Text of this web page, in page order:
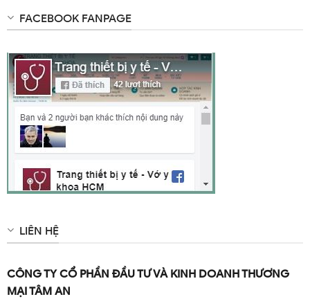
FACEBOOK FANPAGE
LIÊN HỆ
CÔNG TY CỔ PHẦN ĐẦU TƯ VÀ KINH DOANH THƯƠNG
MẠI TÂM AN